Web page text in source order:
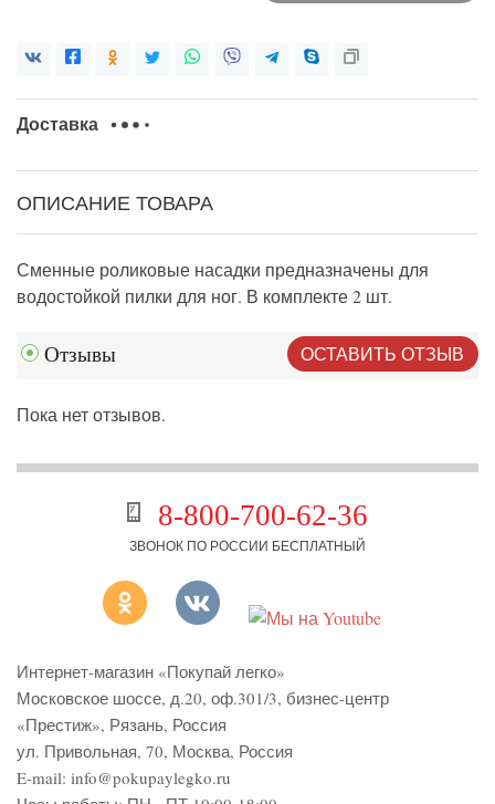
Доставка
ОПИСАНИЕ ТОВАРА
Сменные роликовые насадки предназначены для
водостойкой пилки для ног. В комплекте 2 шт.
Отзывы ОСТАВИТЬ ОТЗЫВ
Пока нет отзывов.
8-800-700-62-36
ЗВОНОК ПО РОССИИ БЕСПЛАТНЫЙ
Интернет-магазин «Покупай легко»
Московское шоссе, д.20, оф.301/3, бизнес-центр
«Престиж», Рязань, Россия
ул. Привольная, 70, Москва, Россия
E-mail: info@pokupaylegko.ru